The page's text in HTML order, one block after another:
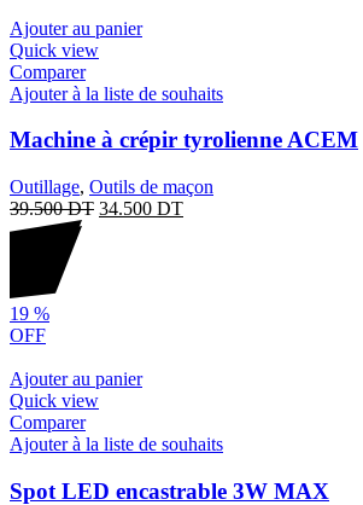
Ajouter au panier
Quick view
Comparer
Ajouter à la liste de souhaits
Machine à crépir tyrolienne ACEM
Outillage, Outils de maçon
39.500DT 34.500 DT
19 %
OFF
Ajouter au panier
Quick view
Comparer
Ajouter à la liste de souhaits
Spot LED encastrable 3W MAX